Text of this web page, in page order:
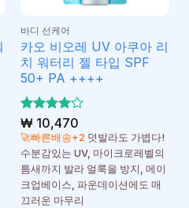
바디 선케어
카오 비오레 UV 아쿠아 리
치 워터리 젤 타입 SPF
50+ PA ++++
5 중에서
4로 평
가됨
₩10,470
🚀빠른배송+2덧발라도 가볍다!
수분감있는 UV, 마이크로레벨의
틈새까지 발라 얼룩을 방지, 메이
크업베이스, 파운데이션에도 매
끄러운 마무리